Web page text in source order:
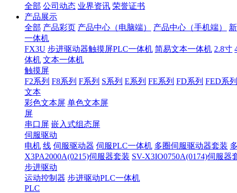
全部 公司动态 业界资讯 荣誉证书
产品展示
全部 产品彩页 产品中心（电脑端） 产品中心（手机端）
一体机
FX3U 步进驱动器触摸屏PLC一体机 简易文本一体机 2.8寸
体机 文本一体机
触摸屏
F2系列 F8系列 F系列 S系列 E系列 FE系列 FD系列 FED系列
文本
彩色文本屏 单色文本屏
屏
串口屏 嵌入式组态屏
伺服驱动
电机 线 伺服驱动器 伺服PLC一体机 多圈伺服驱动器套装
X3PA2000A(0215)伺服器套装 SV-X3IO0750A(0174)伺服器
步进驱动
运动控制器 步进驱动PLC一体机
PLC